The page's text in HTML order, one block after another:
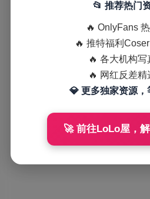
📂 推荐热门
🔥 OnlyFans
🔥 推特福利
🔥 各大机构写
🔥 网红反差精
💎 更多独家资源，
🚀 前往LoLo屋，